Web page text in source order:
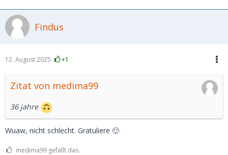
Findus
12. August 2025 +1
Zitat von medima99
36 jahre
Wuaw, nicht schlecht. Gratuliere 🙂
medima99 gefällt das.